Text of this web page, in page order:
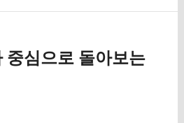
중심으로 돌아보는